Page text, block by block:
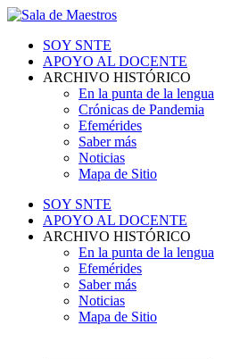
SOY SNTE
APOYO AL DOCENTE
ARCHIVO HISTÓRICO
En la punta de la lengua
Crónicas de Pandemia
Efemérides
Saber más
Noticias
Mapa de Sitio
SOY SNTE
APOYO AL DOCENTE
ARCHIVO HISTÓRICO
En la punta de la lengua
Efemérides
Saber más
Noticias
Mapa de Sitio